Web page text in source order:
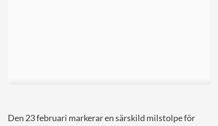
Den 23 februari markerar en särskild milstolpe för